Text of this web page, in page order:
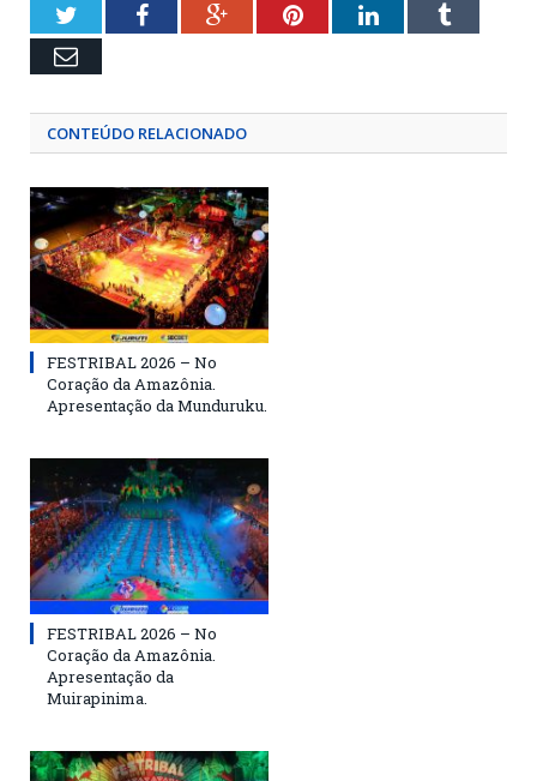
TwitterFacebookGoogle+PinterestLinkedInTumblr
Email
CONTEÚDO RELACIONADO
FESTRIBAL 2026 – No
Coração da Amazônia.
Apresentação da Munduruku.
FESTRIBAL 2026 – No
Coração da Amazônia.
Apresentação da
Muirapinima.